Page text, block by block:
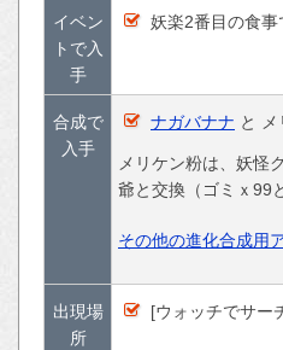
イベン
トで入
手
妖楽2番目の食
合成で
入手
ナガバナナ と メ
メリケン粉は、妖怪
爺と交換（ゴミｘ99
その他の進化合成用
出現場
所
[ウォッチでサー